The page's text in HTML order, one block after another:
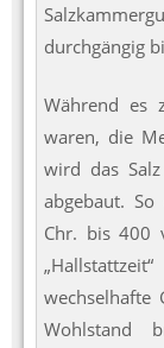
durchgängig
Während es
waren, die
wird das
abgebaut.
Chr. bis 400
wechselhafte
Wohlstand